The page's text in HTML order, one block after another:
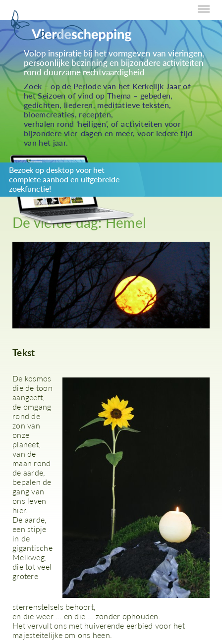
Home
Over Creaties
Over Vieren
Over Eten
Over Activiteiten
Inzenden
Over ons
Privacybeleid
Redactiestatuut
log in
Volop inspiratie bij het vormgeven van vieringen,
persoonlijke bezinning en bijzondere activiteiten
rond duurzame rechtvaardigheid
Zoek – op de Periode van het Kerkelijk Jaar of
het Seizoen of vind op Thema – gebeden,
gedichten, liederen, meditatieve teksten,
bloemcreaties, recepten,
verhalen rond ‘heiligen’, of activiteiten voor
bijzondere vier-dagen en meer, voor iedere tijd
van het jaar.
Bezoek op desktop voor het
complete aanbod en uitgebreide
zoekfunctie!
De vierde dag: Hemel
Tekst
De kosmos
die de toon
aangeeft,
de omgang
rond de
zon van
onze
planeet,
van de
maan rond
de aarde,
bepalen de
gang van
ons leven
hier.
De aarde,
een stipje
in de
gigantische
Melkweg,
die tot veel
grotere
sterrenstelsels behoort,
en die weer … en die … zonder ophouden.
Het vervult ons met huiverende eerbied voor het
majesteitelijke om ons heen.